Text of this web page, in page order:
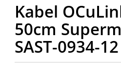
Kabel
50cm
SAST-0934-12